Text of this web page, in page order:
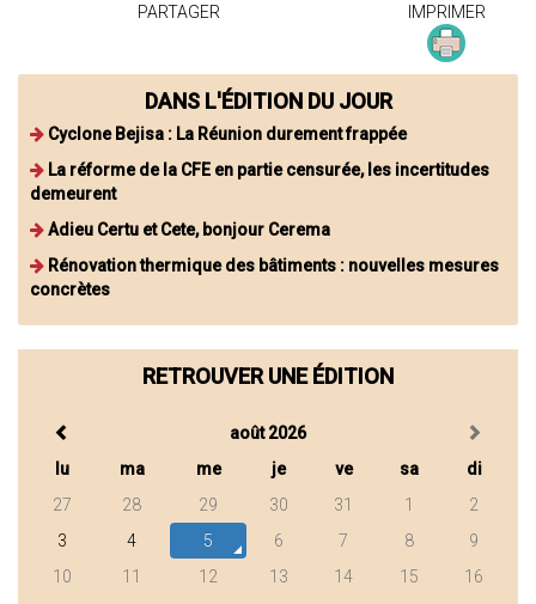
PARTAGER IMPRIMER
DANS L'ÉDITION DU JOUR
Cyclone Bejisa : La Réunion durement frappée
La réforme de la CFE en partie censurée, les incertitudes
demeurent
Adieu Certu et Cete, bonjour Cerema
Rénovation thermique des bâtiments : nouvelles mesures
concrètes
RETROUVER UNE ÉDITION
août 2026
lu
ma me je ve sa
di
27
28 29 30 31 1
2
3
4 5 6 7 8
9
10
11 12 13 14 15
16